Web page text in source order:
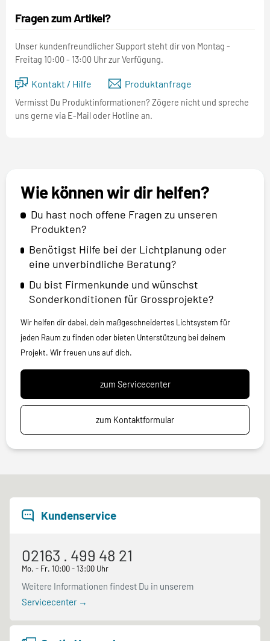
Fragen zum Artikel?
Unser kundenfreundlicher Support steht dir von Montag -
Freitag 10:00 - 13:00 Uhr zur Verfügung.
Kontakt / Hilfe Produktanfrage
Vermisst Du Produktinformationen? Zögere nicht und spreche
uns gerne via E-Mail oder Hotline an.
Wie können wir dir helfen?
Du hast noch offene Fragen zu unseren
Produkten?
Benötigst Hilfe bei der Lichtplanung oder
eine unverbindliche Beratung?
Du bist Firmenkunde und wünschst
Sonderkonditionen für Grossprojekte?
Wir helfen dir dabei, dein maßgeschneidertes Lichtsystem für
jeden Raum zu finden oder bieten Unterstützung bei deinem
Projekt. Wir freuen uns auf dich.
zum Servicecenter
zum Kontaktformular
Kundenservice
02163 . 499 48 21
Mo. - Fr. 10:00 - 13:00 Uhr
Weitere Informationen findest Du in unserem
Servicecenter →